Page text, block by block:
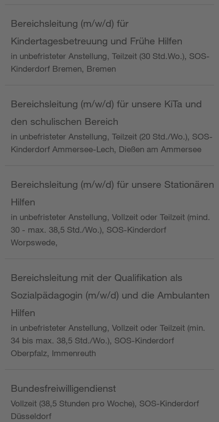
Bereichsleitung (m/w/d) für
Kindertagesbetreuung und Frühe Hilfen
in unbefristeter Anstellung, Teilzeit (30 Std.Wo.), SOS-
Kinderdorf Bremen, Bremen
Bereichsleitung (m/w/d) für unsere KiTa und
den schulischen Bereich
in unbefristeter Anstellung, Teilzeit (20 Std./Wo.), SOS-
Kinderdorf Ammersee-Lech, Dießen am Ammersee
Bereichsleitung (m/w/d) für unsere Stationären
Hilfen
in unbefristeter Anstellung, Vollzeit oder Teilzeit (mind.
30 - max. 38,5 Std./Wo.), SOS-Kinderdorf
Worpswede,
Bereichsleitung mit der Qualifikation als
Sozialpädagogin (m/w/d) und die Ambulanten
Hilfen
in unbefristeter Anstellung, Vollzeit oder Teilzeit (min.
34 bis max. 38,5 Std./Wo.), SOS-Kinderdorf
Oberpfalz, Immenreuth
Bundesfreiwilligendienst
Vollzeit (38,5 Stunden pro Woche), SOS-Kinderdorf
Düsseldorf